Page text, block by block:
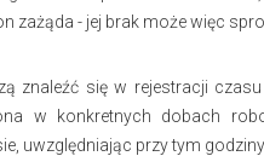
zażąda - jej brak może więc
znaleźć się w rejestracji
w konkretnych dobach
uwzględniając przy tym